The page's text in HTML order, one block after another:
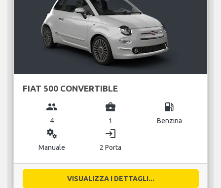
FIAT 500 CONVERTIBLE
group
4
business_center
1
local_gas_station
Benzina
miscellaneous_services
Manuale
login
2 Porta
VISUALIZZA I DETTAGLI...